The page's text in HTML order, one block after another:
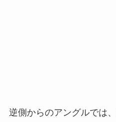
逆側からのアングルでは